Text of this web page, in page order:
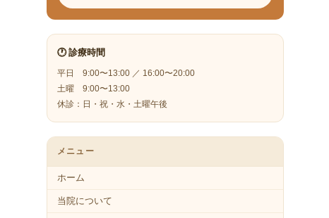
🕐 診療時間
平日 9:00〜13:00 ／ 16:00〜20:00
土曜 9:00〜13:00
休診：日・祝・水・土曜午後
メニュー
ホーム
当院について